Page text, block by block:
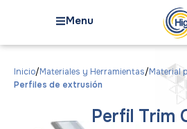
Menu
Inicio Materiales y Herramientas Material
Perfiles de extrusión
Perfil Trim